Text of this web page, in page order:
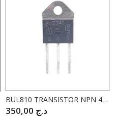
BUL810 TRANSISTOR NPN 450V 15A
د.ج